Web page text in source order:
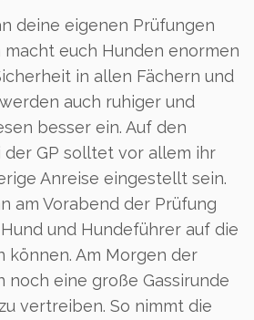
deine eigenen Prüfungen
macht euch Hunden enormen
in allen Fächern und
auch ruhiger und
besser ein. Auf den
der GP solltet vor allem ihr
Anreise eingestellt sein.
am Vorabend der Prüfung
und Hundeführer auf die
können. Am Morgen der
noch eine große Gassirunde
vertreiben. So nimmt die